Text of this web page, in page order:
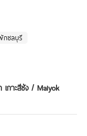
กชลบุรี
เกาะสีชัง / Maiyok